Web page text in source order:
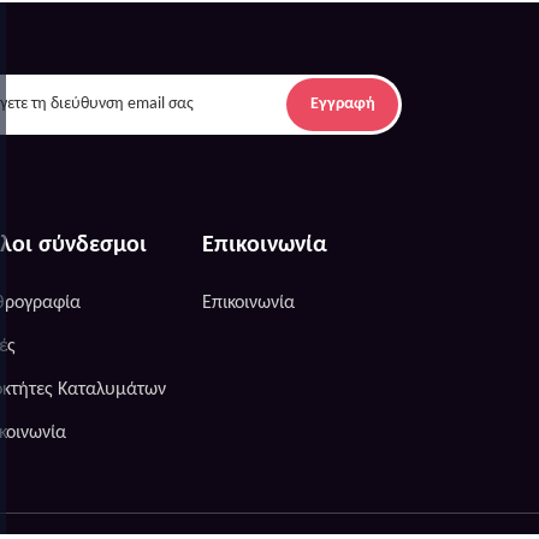
Εγγραφή
σύνδεσμοι
Καταλυμάτων
Επικοινωνία
Επικοινωνία